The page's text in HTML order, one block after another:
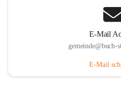
E-Mail
gemeinde@buch-
E-Mail